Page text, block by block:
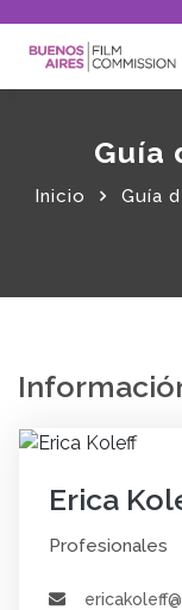
Guía
Inicio Guía
Erica
Profesionales